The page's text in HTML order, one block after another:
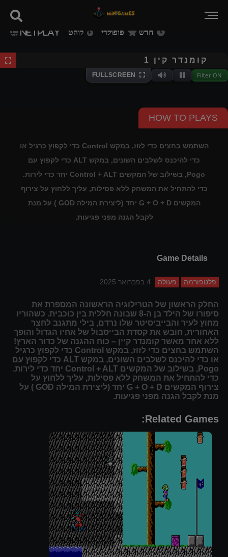
חדש פופולרי לוהט NETPLAY
קומנדר קין 1
⌨ Extracting files...
Filter ON
HOW TO PLAYS
השתמש בחצים כדי לזוז, במקש Control כדי לקפוץ כרגיל או
כדי להיכנס לשלבים השונים, במקש ALT כדי לקפוץ עם
Pogo, בשילוב של המקשים Control + ALT יחד כדי לירות.
כדי להתחיל את המשחק ללא פסילות, עליך ללחוץ על צירוף
המקשים G + O + D יחד (ליצירת המילה GOD ) על מנת
לקבל הגנה מפני פגיעות.
Game Details
פלטפורמה פעולה 4 בפברואר 2025
החלק הראשון של הטרילוגיה הראשונה המספרת את
סיפורו של הילד בן ה-8 שבונה חללית בין כוכבית. כשהוריו
מחוץ לעיר והבייביסיטר שלו נרדם, בילי מתגנב לחצר
האחורית, חובש את קסדת הבייסבול של אחיו הגדול והופך
ללא אחר מאשר קומנדר קיין – כוח ההגנה של כדור הארץ!
השתמש בחצים כדי לזוז, במקש Control כדי לקפוץ כרגיל
או כדי להיכנס לשלבים השונים, במקש ALT כדי לקפוץ עם
Pogo, בשילוב של המקשים Control + ALT יחד כדי לירות.
כדי להתחיל את המשחק ללא פסילות, עליך ללחוץ על
צירוף המקשים G + O + D יחד (ליצירת המילה GOD ) על
מנת לקבל הגנה מפני פגיעות.
Related Games: